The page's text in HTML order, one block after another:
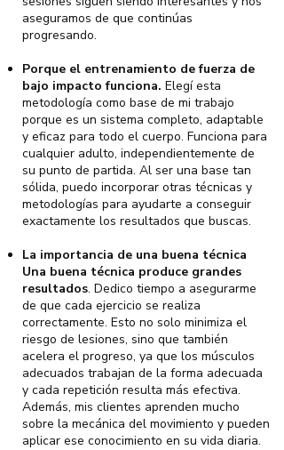
aseguramos de que continúas
progresando.
Porque el entrenamiento de fuerza de
bajo impacto funciona. Elegí esta
metodología como base de mi trabajo
porque es un sistema completo, adaptable
y eficaz para todo el cuerpo. Funciona para
cualquier adulto, independientemente de
su punto de partida. Al ser una base tan
sólida, puedo incorporar otras técnicas y
metodologías para ayudarte a conseguir
exactamente los resultados que buscas.
La importancia de una buena técnica
Una buena técnica produce grandes
resultados. Dedico tiempo a asegurarme
de que cada ejercicio se realiza
correctamente. Esto no solo minimiza el
riesgo de lesiones, sino que también
acelera el progreso, ya que los músculos
adecuados trabajan de la forma adecuada
y cada repetición resulta más efectiva.
Además, mis clientes aprenden mucho
sobre la mecánica del movimiento y pueden
aplicar ese conocimiento en su vida diaria.